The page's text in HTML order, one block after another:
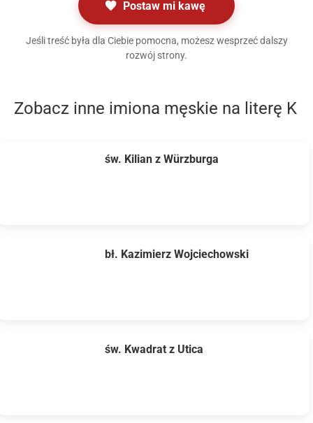
Postaw mi kawę
Jeśli treść była dla Ciebie pomocna, możesz wesprzeć dalszy
rozwój strony.
Zobacz inne imiona męskie na literę K
św. Kilian z Würzburga
bł. Kazimierz Wojciechowski
św. Kwadrat z Utica